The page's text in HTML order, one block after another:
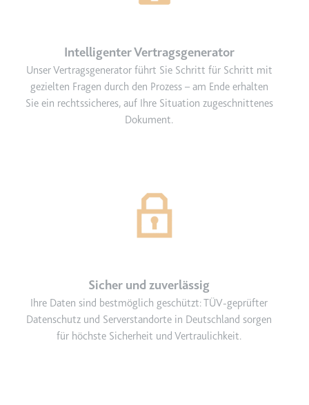
Intelligenter Vertragsgenerator
Unser Vertragsgenerator führt Sie Schritt für Schritt mit
gezielten Fragen durch den Prozess – am Ende erhalten
Sie ein rechtssicheres, auf Ihre Situation zugeschnittenes
Dokument.
Sicher und zuverlässig
Ihre Daten sind bestmöglich geschützt: TÜV-geprüfter
Datenschutz und Serverstandorte in Deutschland sorgen
für höchste Sicherheit und Vertraulichkeit.